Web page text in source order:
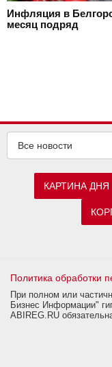
Инфляция в
месяц подряд
Все новости
КАРТИНА ДНЯ
Политика обработки
При полном или
Бизнес Информации"
ABIREG.RU